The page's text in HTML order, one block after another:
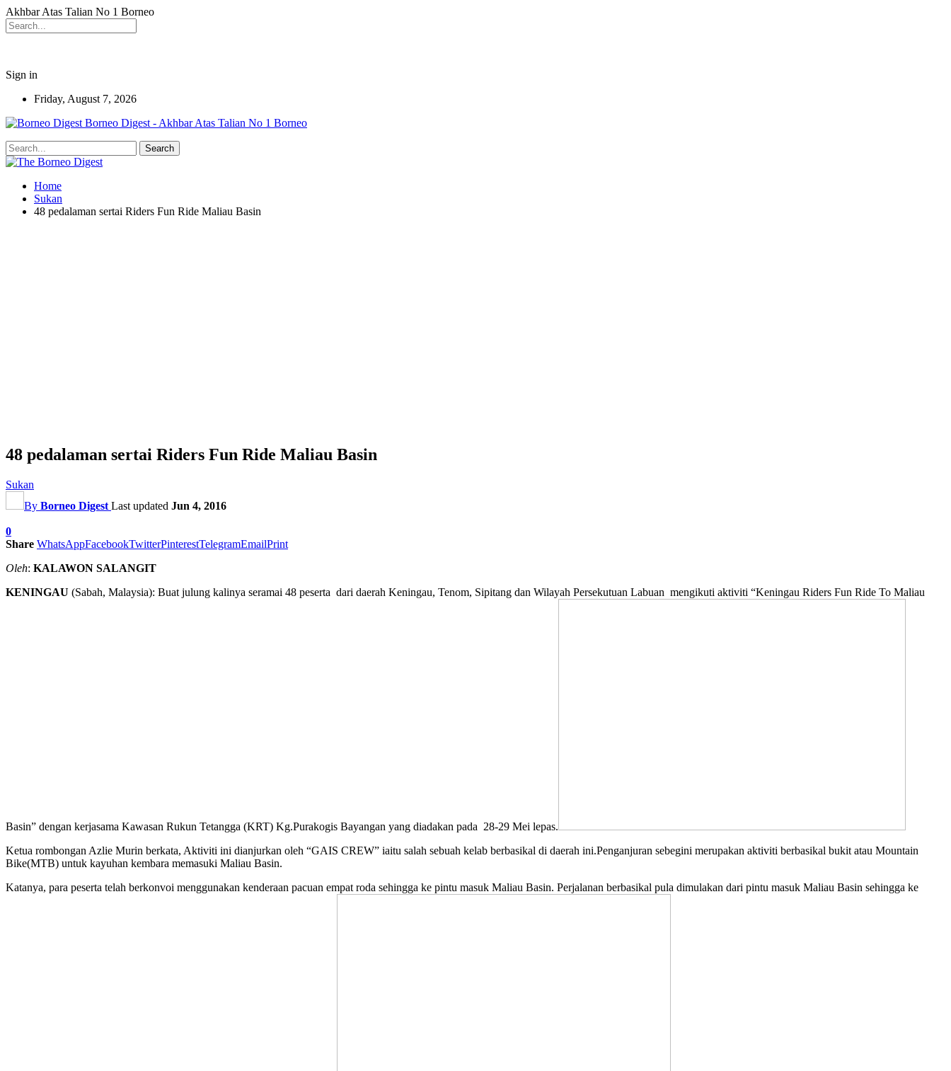
Akhbar Atas Talian No 1 Borneo
Sign in
Friday, August 7, 2026
Borneo Digest - Akhbar Atas Talian No 1 Borneo
Home
Sukan
48 pedalaman sertai Riders Fun Ride Maliau Basin
48 pedalaman sertai Riders Fun Ride Maliau Basin
Sukan
By Borneo Digest Last updated Jun 4, 2016
0
Share WhatsAppFacebookTwitterPinterestTelegramEmailPrint
Oleh: KALAWON SALANGIT
KENINGAU (Sabah, Malaysia): Buat julung kalinya seramai 48 peserta dari daerah Keningau, Tenom, Sipitang dan Wilayah Persekutuan Labuan mengikuti aktiviti “Keningau Riders Fun Ride To Maliau
Basin” dengan kerjasama Kawasan Rukun Tetangga (KRT) Kg.Purakogis Bayangan yang diadakan pada 28-29 Mei lepas.
Ketua rombongan Azlie Murin berkata, Aktiviti ini dianjurkan oleh “GAIS CREW” iaitu salah sebuah kelab berbasikal di daerah ini.Penganjuran sebegini merupakan aktiviti berbasikal bukit atau Mountain
Bike(MTB) untuk kayuhan kembara memasuki Maliau Basin.
Katanya, para peserta telah berkonvoi menggunakan kenderaan pacuan empat roda sehingga ke pintu masuk Maliau Basin. Perjalanan berbasikal pula dimulakan dari pintu masuk Maliau Basin sehingga ke